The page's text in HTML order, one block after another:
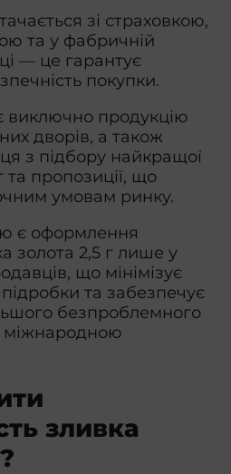
зі страховкою,
та у фабричній
— це гарантує
покупки.
виключно продукцію
дворів, а також
з підбору найкращої
пропозиції, що
умовам ринку.
є оформлення
золота 2,5 г лише у
що мінімізує
та забезпечує
безпроблемного
міжнародною
зливка